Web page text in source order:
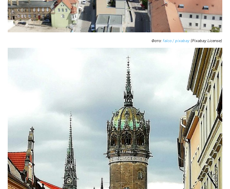
Фото: falco / pixabay (Pixabay License)